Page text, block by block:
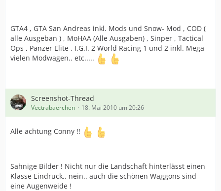
GTA4 , GTA San Andreas inkl. Mods und Snow- Mod , COD (
alle Ausgeban ) , MoHAA (Alle Ausgaben) , Sinper , Tactical
Ops , Panzer Elite , I.G.I. 2 World Racing 1 und 2 inkl. Mega
vielen Modwagen.. etc.....
Screenshot-Thread
Vectrabaerchen 18. Mai 2010 um 20:26
Alle achtung Conny !!
Sahnige Bilder ! Nicht nur die Landschaft hinterlässt einen
Klasse Eindruck.. nein.. auch die schönen Waggons sind
eine Augenweide !